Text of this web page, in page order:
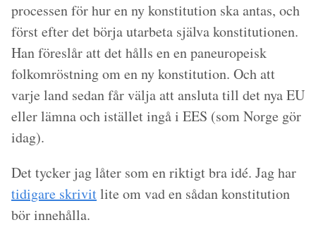
processen för hur en ny konstitution ska antas, och
först efter det börja utarbeta själva konstitutionen.
Han föreslår att det hålls en en paneuropeisk
folkomröstning om en ny konstitution. Och att
varje land sedan får välja att ansluta till det nya EU
eller lämna och istället ingå i EES (som Norge gör
idag).
Det tycker jag låter som en riktigt bra idé. Jag har
tidigare skrivitlite om vad en sådan konstitution
bör innehålla.